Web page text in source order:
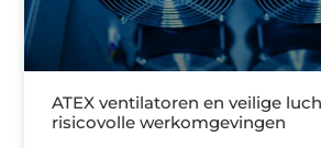
ATEX ventilatoren en veilige
risicovolle werkomgevingen